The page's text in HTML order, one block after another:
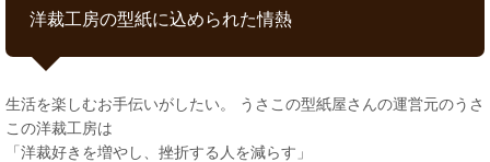
洋裁工房の型紙に込められた情熱
生活を楽しむお手伝いがしたい。 うさこの型紙屋さんの運営元のうさ
この洋裁工房は
「洋裁好きを増やし、挫折する人を減らす」